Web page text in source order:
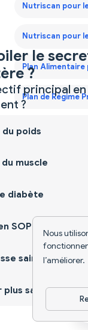
Nous
l’améliorer.
Nutriscan pour
Nutriscan pour
Plan Alimentaire
Plan de Régime
Scanner
le
?
principal en
?
poids
muscle
diabète
SOPK
saine
sain